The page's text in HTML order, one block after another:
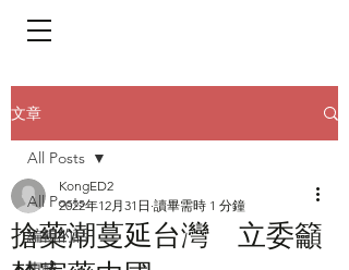
文章
All Posts
編輯的話
All Posts
搶藥潮蔓延台灣 立委籲
KongED2
2022年12月31日 讀畢需時 1 分鐘